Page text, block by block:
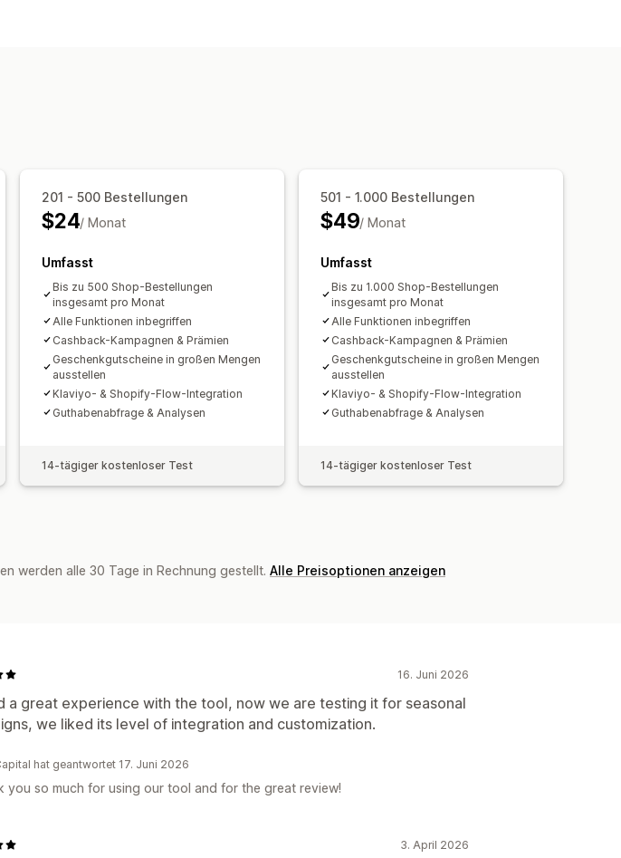
201 - 500 Bestellungen
$24/ Monat
Umfasst
Bis zu 500 Shop-Bestellungen
insgesamt pro Monat
Alle Funktionen inbegriffen
Cashback-Kampagnen & Prämien
Geschenkgutscheine in großen Mengen
ausstellen
Klaviyo- & Shopify-Flow-Integration
Guthabenabfrage & Analysen
14-tägiger kostenloser Test
501 - 1.000 Bestellungen
$49/ Monat
Umfasst
Bis zu 1.000 Shop-Bestellungen
insgesamt pro Monat
Alle Funktionen inbegriffen
Cashback-Kampagnen & Prämien
Geschenkgutscheine in großen Mengen
ausstellen
Klaviyo- & Shopify-Flow-Integration
Guthabenabfrage & Analysen
14-tägiger kostenloser Test
werden alle 30 Tage in Rechnung gestellt. Alle Preisoptionen anzeigen
16. Juni 2026
a great experience with the tool, now we are testing it for seasonal
we liked its level of integration and customization.
hat geantwortet 17. Juni 2026
you so much for using our tool and for the great review!
3. April 2026